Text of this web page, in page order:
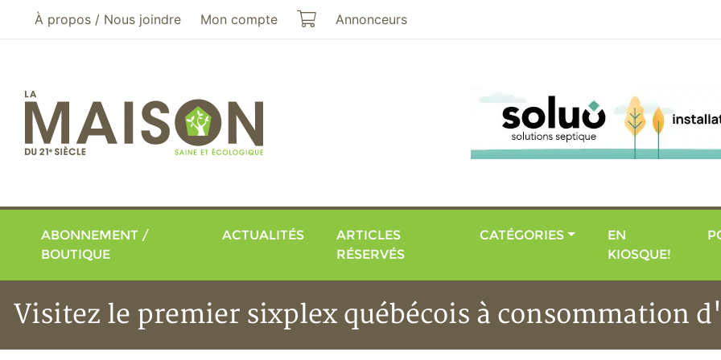
Aller au menu principal
Aller au contenu principal
À propos / Nous joindre Mon compte Mon panier
Annonceurs
ABONNEMENT /
BOUTIQUE
ACTUALITÉS
ARTICLES
RÉSERVÉS
CATÉGORIES
EN
KIOSQUE!
Visitez le premier sixplex québécois à consommation